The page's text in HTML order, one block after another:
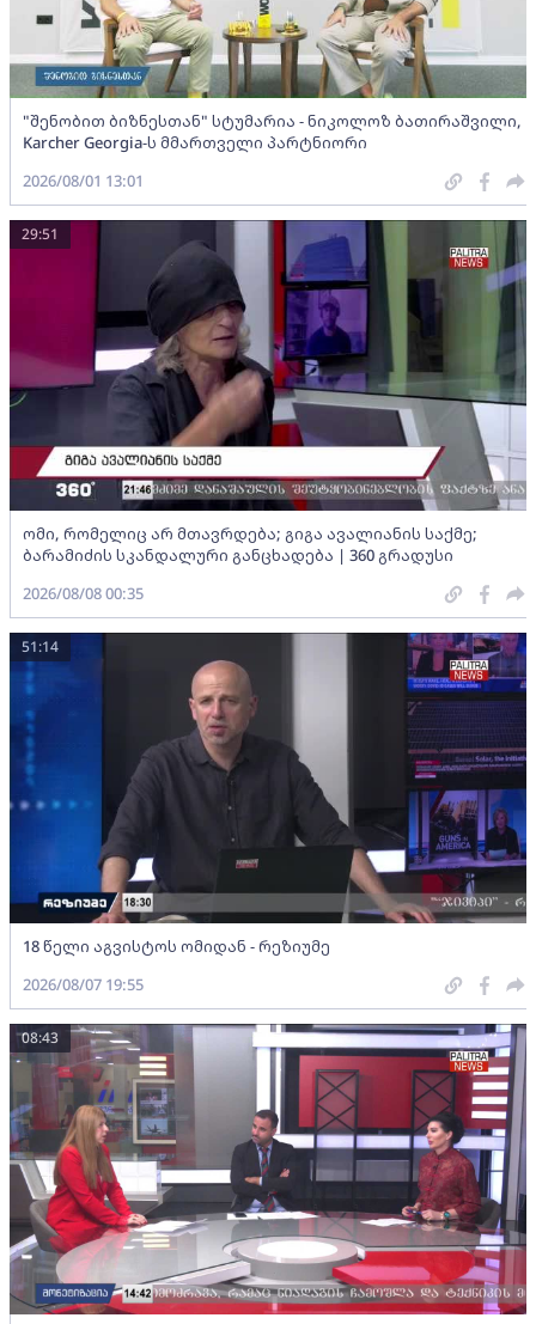
"შენობით ბიზნესთან" სტუმარია - ნიკოლოზ ბათირაშვილი,
Karcher Georgia-ს მმართველი პარტნიორი
2026/08/01 13:01
ომი, რომელიც არ მთავრდება; გიგა ავალიანის საქმე;
ბარამიძის სკანდალური განცხადება | 360 გრადუსი
29:51
2026/08/08 00:35
18 წელი აგვისტოს ომიდან - რეზიუმე
51:14
2026/08/07 19:55
08:43